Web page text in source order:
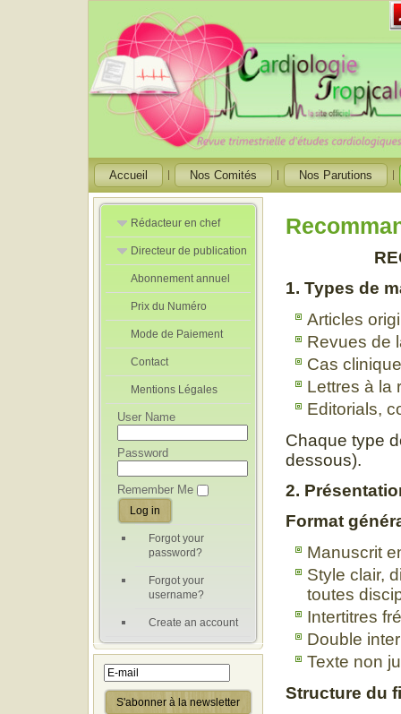
Accueil Nos Comités Nos Parutions
Rédacteur en chef
Rédacteurs en
Chef Adjoint
Directeur de publication
Directeur de
publication
adjoint
Abonnement annuel
Prix du Numéro
Mode de Paiement
Contact
Mentions Légales
User Name
Password
Remember Me
Forgot your
password?
Forgot your
username?
Create an account
1. Types de
Articles
Revues de
Cas
Lettres à la
Editorials,
Chaque type
dessous).
2.
Format
Manuscrit
Style clair,
toutes
Intertitres
Double
Texte non
Structure du